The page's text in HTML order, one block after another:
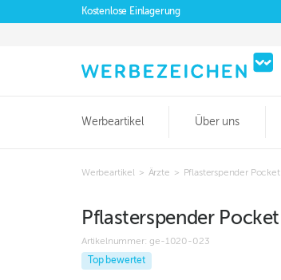
Kostenlose Einlagerung
Werbeartikel Über uns
Werbeartikel > Ärzte > Pflasterspender Pocket
Pflasterspender Pocket
Artikelnummer: ge-1020-023
Top bewertet